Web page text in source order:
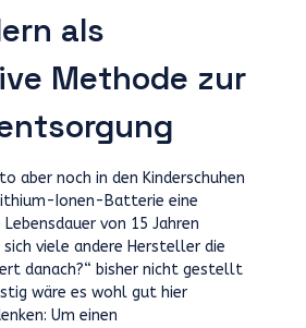
als
Methode zur
aber noch in den Kinderschuhen
Ionen-Batterie eine
von 15 Jahren
viele andere Hersteller die
danach?“ bisher nicht gestellt
wäre es wohl gut hier
Um einen